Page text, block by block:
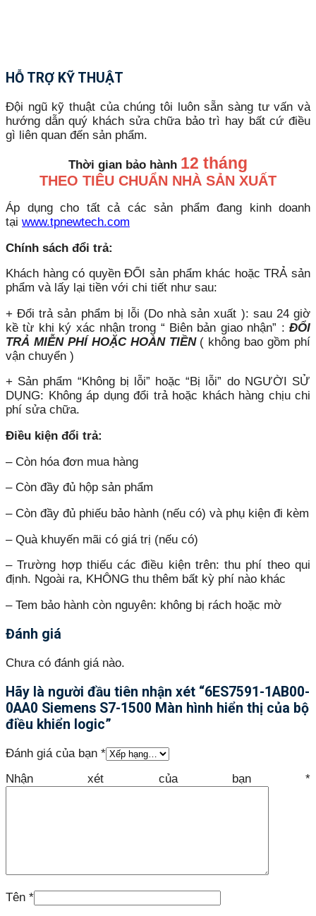
HỖ TRỢ KỸ THUẬT
Đội ngũ kỹ thuật của chúng tôi luôn sẵn sàng tư vấn và
hướng dẫn quý khách sửa chữa bảo trì hay bất cứ điều
gì liên quan đến sản phẩm.
Thời gian bảo hành 12 tháng
THEO TIÊU CHUẨN NHÀ SẢN XUẤT
Áp dụng cho tất cả các sản phẩm đang kinh doanh
tại www.tpnewtech.com
Chính sách đổi trả:
Khách hàng có quyền ĐỔI sản phẩm khác hoặc TRẢ sản
phẩm và lấy lại tiền với chi tiết như sau:
+ Đổi trả sản phẩm bị lỗi (Do nhà sản xuất ): sau 24 giờ
kề từ khi ký xác nhận trong “ Biên bản giao nhận” : ĐỔI
TRẢ MIỄN PHÍ HOẶC HOÀN TIỀN( không bao gồm phí
vận chuyển )
+ Sản phẩm “Không bị lỗi” hoặc “Bị lỗi” do NGƯỜI SỬ
DỤNG: Không áp dụng đổi trả hoặc khách hàng chịu chi
phí sửa chữa.
Điều kiện đổi trả:
– Còn hóa đơn mua hàng
– Còn đầy đủ hộp sản phẩm
– Còn đầy đủ phiếu bảo hành (nếu có) và phụ kiện đi kèm
– Quà khuyến mãi có giá trị (nếu có)
– Trường hợp thiếu các điều kiện trên: thu phí theo qui
định. Ngoài ra, KHÔNG thu thêm bất kỳ phí nào khác
– Tem bảo hành còn nguyên: không bị rách hoặc mờ
Đánh giá
Chưa có đánh giá nào.
Hãy là người đầu tiên nhận xét “6ES7591-1AB00-
0AA0 Siemens S7-1500 Màn hình hiển thị của bộ
điều khiển logic”
Đánh giá của bạn *
Nhận xét của bạn *
Tên *